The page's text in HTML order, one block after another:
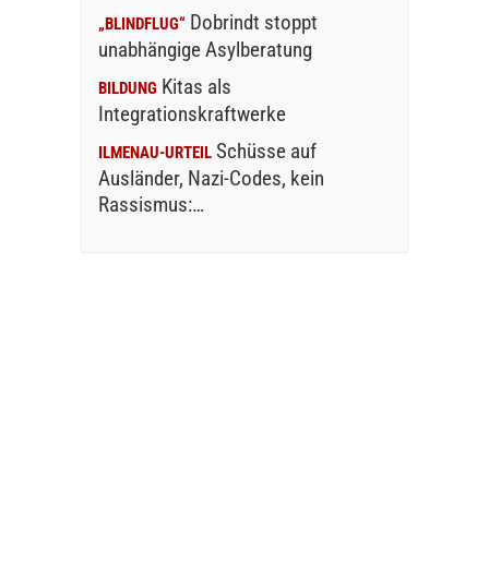
„BLINDFLUG“ Dobrindt stoppt
unabhängige Asylberatung
BILDUNG Kitas als
Integrationskraftwerke
ILMENAU-URTEIL Schüsse auf
Ausländer, Nazi-Codes, kein
Rassismus:…